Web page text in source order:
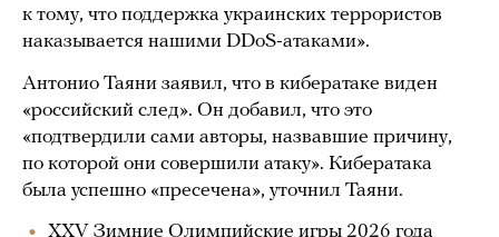
к тому, что поддержка украинских террористов
наказывается нашими DDoS-атаками».
Антонио Таяни заявил, что в кибератаке виден
«российский след». Он добавил, что это
«подтвердили сами авторы, назвавшие причину,
по которой они совершили атаку». Кибератака
была успешно «пресечена», уточнил Таяни.
XXV Зимние Олимпийские игры 2026 года